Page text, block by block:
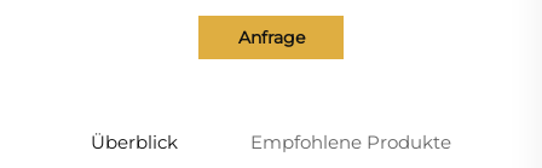
Anfrage
Überblick Empfohlene Produkte